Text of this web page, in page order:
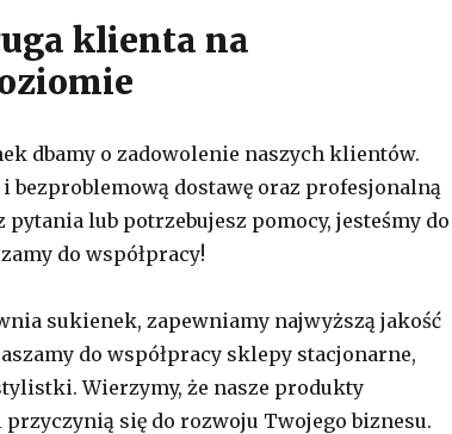
klienta na
dbamy o zadowolenie naszych klientów.
bezproblemową dostawę oraz profesjonalną
pytania lub potrzebujesz pomocy, jesteśmy do
do współpracy!
sukienek, zapewniamy najwyższą jakość
do współpracy sklepy stacjonarne,
Wierzymy, że nasze produkty
się do rozwoju Twojego biznesu.